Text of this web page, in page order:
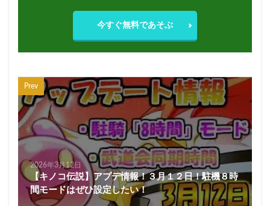
今すぐ無料であそぶ
Prev
2026年3月12日
【キノコ伝説】アプデ情報！３月１２日！駐機８時
間モードはぜひ設定したい！